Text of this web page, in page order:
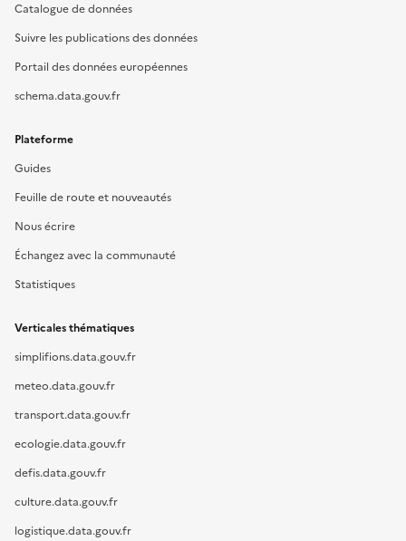
Catalogue de données
Suivre les publications des données
Portail des données européennes
schema.data.gouv.fr
Plateforme
Guides
Feuille de route et nouveautés
Nous écrire
Échangez avec la communauté
Statistiques
Verticales thématiques
simplifions.data.gouv.fr
meteo.data.gouv.fr
transport.data.gouv.fr
ecologie.data.gouv.fr
defis.data.gouv.fr
culture.data.gouv.fr
logistique.data.gouv.fr